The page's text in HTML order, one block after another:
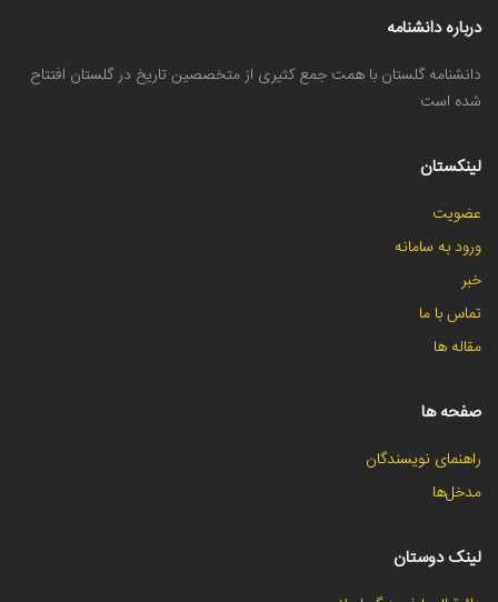
درباره دانشنامه
دانشنامه گلستان با همت جمع کثیری از متخصصین تاریخ در گلستان افتتاح
شده است
لینکستان
عضویت
ورود به سامانه
خبر
تماس با ما
مقاله ها
صفحه ها
راهنمای نویسندگان
مدخل‌ها
لینک دوستان